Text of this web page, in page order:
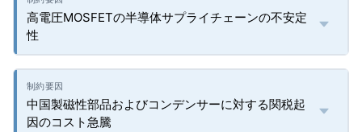
高電圧MOSFETの半導体サプライチェーンの不安定
性
中国製磁性部品およびコンデンサーに対する関税起
因のコスト急騰